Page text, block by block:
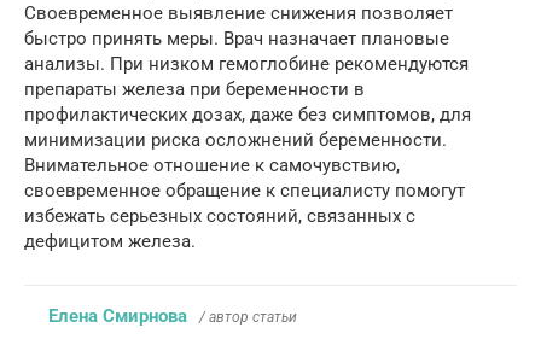
Своевременное выявление снижения позволяет
быстро принять меры. Врач назначает плановые
анализы. При низком гемоглобине рекомендуются
препараты железа при беременности в
профилактических дозах, даже без симптомов, для
минимизации риска осложнений беременности.
Внимательное отношение к самочувствию,
своевременное обращение к специалисту помогут
избежать серьезных состояний, связанных с
дефицитом железа.
Елена Смирнова / автор статьи